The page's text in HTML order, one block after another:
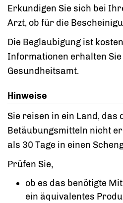
Erkundigen Sie sich bei
Arzt, ob für die
Die Beglaubigung ist
Informationen erhalten Sie
Gesundheitsamt.
Hinweise
Sie reisen in ein Land, das
Betäubungsmitteln nicht
als 30 Tage in einen
Prüfen Sie,
ob es das benötigte
ein äquivalentes